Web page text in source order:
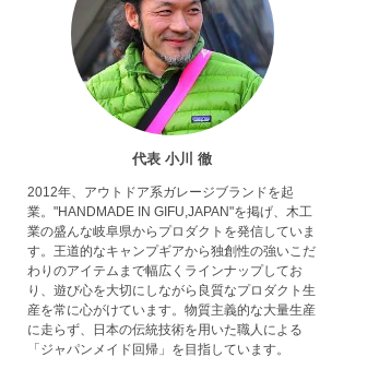
代表 小川 徹
2012年、アウトドア系ガレージブランドを起
業。"HANDMADE IN GIFU,JAPAN"を掲げ、木工
業の盛んな岐阜県からプロダクトを発信していま
す。王道的なキャンプギアから独創性の強いこだ
わりのアイテムまで幅広くラインナップしてお
り、遊び心を大切にしながら良質なプロダクト生
産を常に心がけています。物質主義的な大量生産
に走らず、日本の伝統技術を用いた職人による
「ジャパンメイド回帰」を目指しています。